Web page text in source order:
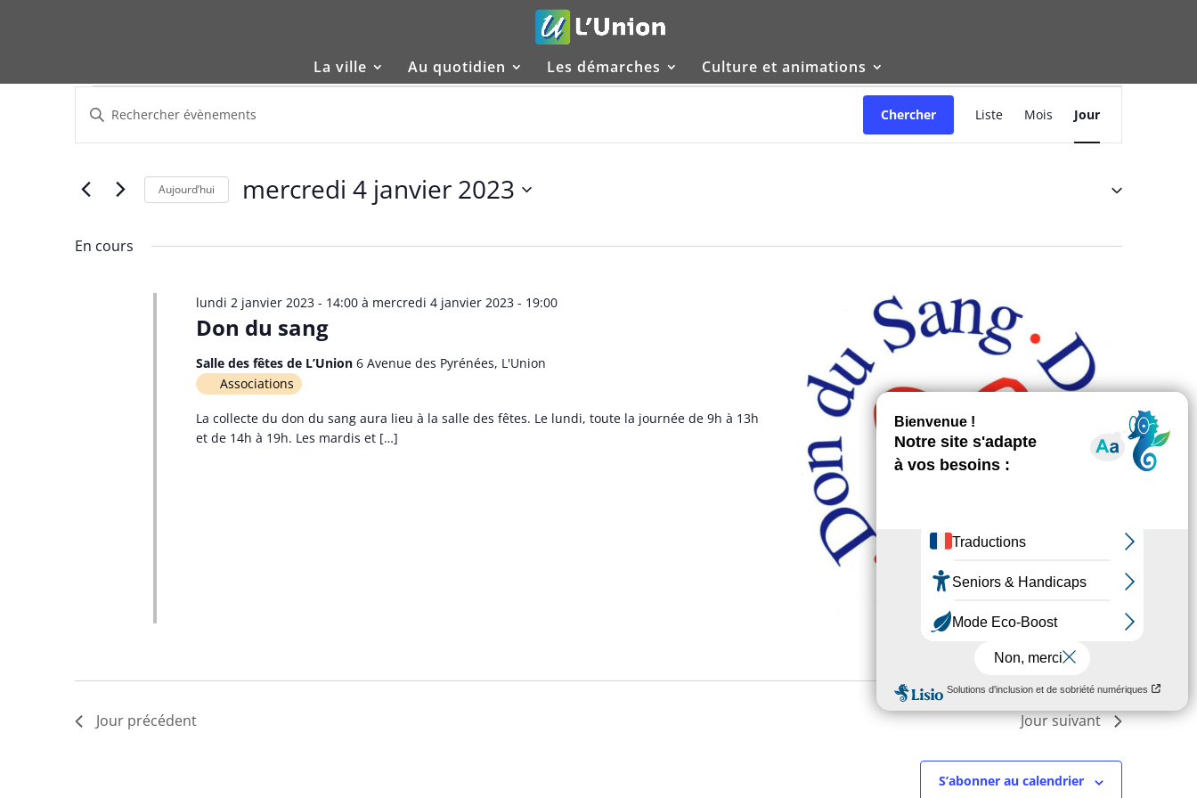
La ville Au quotidien Les démarches Culture et animations
Évènements
for
mercredi
4
janvier
2023
Recherche
et
navigation
vues
Évènements
Saisir
clé.
Évènements
clé.
Chercher
Navigation
de
vues
Liste Mois Jour
Aujourd’hui mercredi 4 janvier 2023
En cours
Don du sang
lundi 2 janvier 2023 - 14:00à mercredi 4 janvier 2023 - 19:00
Salle des fêtes de L’Union 6 Avenue des Pyrénées, L'Union
Associations
La collecte du don du sang aura lieu à la salle des fêtes. Le lundi, toute la journée de 9h à 13h
et de 14h à 19h. Les mardis et […]
Jour précédent Jour suivant
S’abonner au calendrier